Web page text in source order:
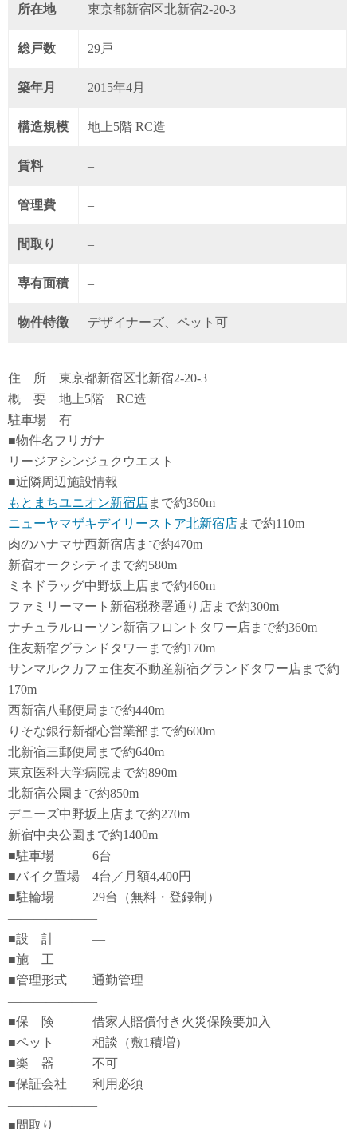
所在地 東京都新宿区北新宿2-20-3
総戸数 29戸
築年月 2015年4月
構造規模 地上5階 RC造
賃料 –
管理費 –
間取り –
専有面積 –
物件特徴 デザイナーズ、ペット可
住 所 東京都新宿区北新宿2-20-3
概 要 地上5階 RC造
駐車場 有
■物件名フリガナ
リージアシンジュクウエスト
■近隣周辺施設情報
もとまちユニオン新宿店まで約360m
ニューヤマザキデイリーストア北新宿店まで約110m
肉のハナマサ西新宿店まで約470m
新宿オークシティまで約580m
ミネドラッグ中野坂上店まで約460m
ファミリーマート新宿税務署通り店まで約300m
ナチュラルローソン新宿フロントタワー店まで約360m
住友新宿グランドタワーまで約170m
サンマルクカフェ住友不動産新宿グランドタワー店まで約
170m
西新宿八郵便局まで約440m
りそな銀行新都心営業部まで約600m
北新宿三郵便局まで約640m
東京医科大学病院まで約890m
北新宿公園まで約850m
デニーズ中野坂上店まで約270m
新宿中央公園まで約1400m
■駐車場 6台
■バイク置場 4台／月額4,400円
■駐輪場 29台（無料・登録制）
―――――――
■設 計 ―
■施 工 ―
■管理形式 通勤管理
―――――――
■保 険 借家人賠償付き火災保険要加入
■ペット 相談（敷1積増）
■楽 器 不可
■保証会社 利用必須
―――――――
■間取り